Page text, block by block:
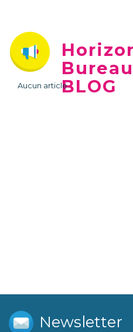
BLOG
Aucun article
Newsletter